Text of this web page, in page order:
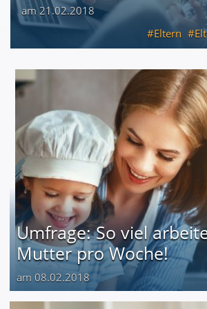
am 21.02.2018
Eltern
Umfrage: So viel
Mutter pro Woche!
am 08.02.2018